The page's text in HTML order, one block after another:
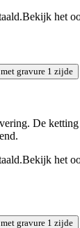
Bekijk het
gravure 1 zijde
De
Bekijk het
gravure 1 zijde